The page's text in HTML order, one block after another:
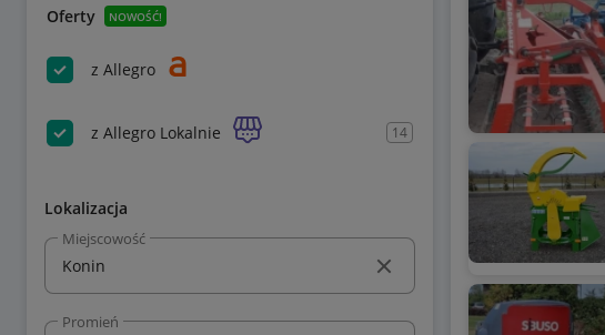
Oferty NOWOŚĆ!
z Allegro
z Allegro Lokalnie 14
Lokalizacja
Miejscowość
Promień